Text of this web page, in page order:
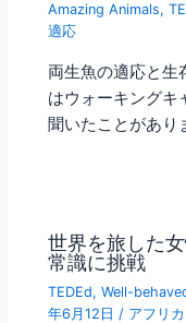
Amazing Animals,
適応
両生魚の適応と生
はウォーキングキ
聞いたことがあり
世界を旅した
常識に挑戦
TEDEd,Well-
年6月12日 / アフリカ